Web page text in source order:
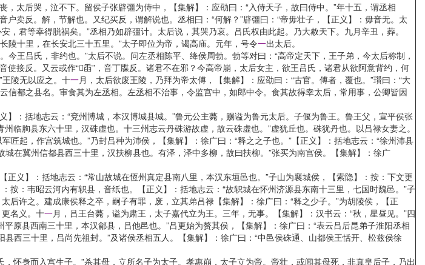
后哭，泣不下。留侯子张辟彊为侍中，【集解】：应劭曰：“入侍天子，故曰侍中。”年十五，谓丞相
卖反。解，节解也。又纪买反，谓解说也。丞相曰：“何解？”辟彊曰：“帝毋壮子，【正义】：毋音无。太
君等幸得脱祸矣。”丞相乃如辟彊计。太后说，其哭乃哀。吕氏权由此起。乃大赦天下。九月辛丑，葬。
陵十里，在长安北三十五里。”太子即位为帝，谒高庙。元年，号令一出太后。
王吕氏，非约也。”太后不说。问左丞相陈平、绛侯周勃。勃等对曰：“高帝定天下，王子弟，今太后称制，
接反。又云或作“臿”，音丁牒反。诸君不在邪？今高帝崩，太后女主，欲王吕氏，诸君从欲阿意背约，何
陵无以应之。十一月，太后欲废王陵，乃拜为帝太傅，【集解】：应劭曰：“古官。傅者，覆也。”瓚曰：“大
信都之县名。审食其为左丞相。左丞相不治事，令监宫中，如郎中令。食其故得幸太后，常用事，公卿皆因
括地志云：“兗州博城，本汉博城县城。”鲁元公主薨，赐谥为鲁元太后。子偃为鲁王。鲁王父，宣平侯张
朐县东六十里，汉硃虚也。十三州志云丹硃游故虚，故云硃虚也。”虚犹丘也。硃犹丹也。以吕禄女妻之。
起，作宫筑城也。”乃封吕种为沛侯，【集解】：徐广曰：“释之之子也。”【正义】：括地志云：“徐州沛县
在冀州信都县西三十里，汉扶柳县也。有泽，泽中多柳，故曰扶柳。”张买为南宫侯。【集解】：徐广
】：括地志云：“常山故城在恆州真定县南八里，本汉东垣邑也。”子山为襄城侯，【索隐】：按：下文更
：韦昭云河内有轵县，音纸也。【正义】：括地志云：“故轵城在怀州济源县东南十三里，七国时魏邑。”子
许之。建成康侯释之卒，嗣子有罪，废，立其弟吕禄【集解】：徐广曰：“释之少子。”为胡陵侯，【正
名义。十一月，吕王台薨，谥为肃王，太子嘉代立为王。三年，无事。【集解】：汉书云：“秋，星昼见。”四
原县西南三十里，本汉鄃县，吕他邑也。”吕更始为赘其侯，【集解】：徐广曰：“表云吕后昆弟子淮阳丞相
西三十里，吕尚先祖封。”及诸侯丞相五人。【集解】：徐广曰：“中邑侯硃通、山都侯王恬开、松兹侯徐
身而入宫生子。”杀其母，立所名子为太子。孝惠崩，太子立为帝。帝壮，或闻其母死，非真皇后子，乃出